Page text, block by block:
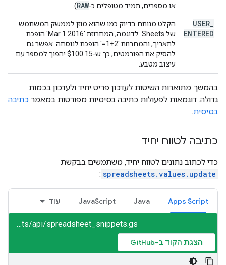
או מספרים, תמיד מטופלים כ-RAW
).
USER
ENTERED
הקלט מנותח בדיוק כמו שהוא מוזן לממשק המשתמש
של Sheets. לדוגמה, המחרוזת 'Mar 1 2016' הופכת
לתאריך, והמחרוזת '‎=1+2' הופכת לנוסחה. אפשר גם
להסיק את הפורמטים, כך ש-$100.15 יהפוך למספר עם
עיצוב מטבע.
בהמשך מתוארות השיטות לעדכון פריט יחיד ולעדכון בכמות
גדולה. דוגמאות לפעולות כתיבה בסיסיות מפורטות במאמר כתיבה
בסיסית.
כתיבה לטווח יחיד
כדי לכתוב נתונים לטווח יחיד, משתמשים בבקשת
spreadsheets.values.update
:
Apps Script
Java
JavaScript עוד
sheets/api/spreadsheet_snippets.gs
הצגת הקוד ב-GitHub